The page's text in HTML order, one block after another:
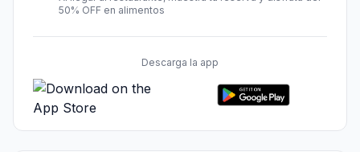
50% OFF en alimentos
Descarga la app